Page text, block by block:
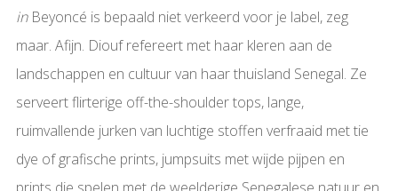
in Beyoncé is bepaald niet verkeerd voor je label, zeg
maar. Afijn. Diouf refereert met haar kleren aan de
landschappen en cultuur van haar thuisland Senegal. Ze
serveert flirterige off-the-shoulder tops, lange,
ruimvallende jurken van luchtige stoffen verfraaid met tie
dye of grafische prints, jumpsuits met wijde pijpen en